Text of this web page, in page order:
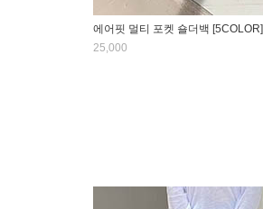
에어핏 멀티 포켓 숄더백 [5COLOR]
25,000